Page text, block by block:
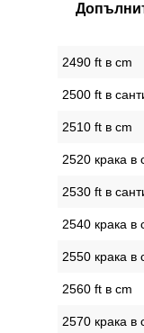
2490 ft в cm
2500 ft в
2510 ft в cm
2520 крака в
2530 ft в
2540 крака в
2550 крака в
2560 ft в cm
2570 крака в